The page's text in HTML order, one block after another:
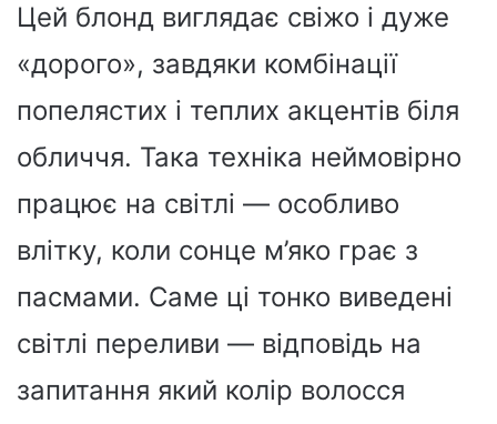
Цей блонд виглядає свіжо і дуже
«дорого», завдяки комбінації
попелястих і теплих акцентів біля
обличчя. Така техніка неймовірно
працює на світлі — особливо
влітку, коли сонце м’яко грає з
пасмами. Саме ці тонко виведені
світлі переливи — відповідь на
запитання який колір волосся